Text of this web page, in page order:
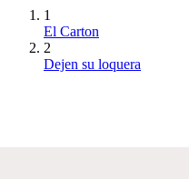
1
El Carton
2
Dejen su loquera